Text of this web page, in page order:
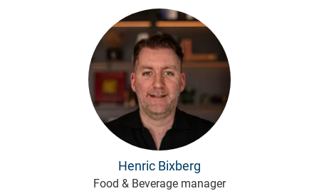
Henric Bixberg
Food & Beverage manager